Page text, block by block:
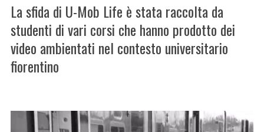
La sfida di U-Mob Life è stata raccolta da
studenti di vari corsi che hanno prodotto dei
video ambientati nel contesto universitario
fiorentino